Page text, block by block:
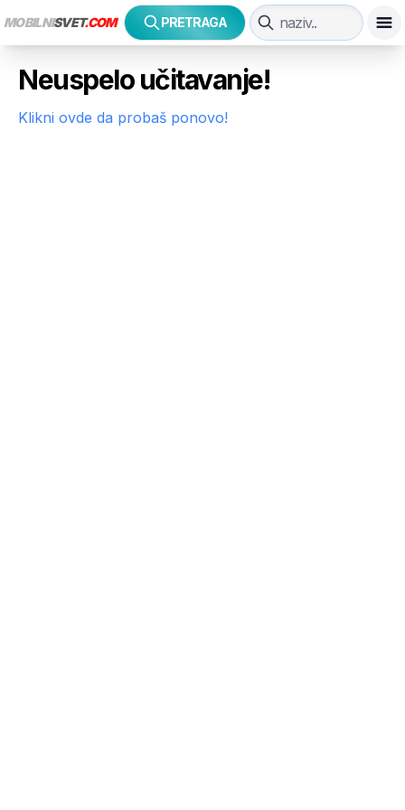
MOBILNISVET.COM PRETRAGA
Neuspelo učitavanje!
Klikni ovde da probaš ponovo!